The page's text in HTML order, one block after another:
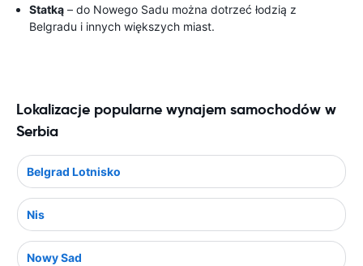
Statką – do Nowego Sadu można dotrzeć łodzią z
Belgradu i innych większych miast.
Lokalizacje popularne wynajem samochodów w
Serbia
Belgrad Lotnisko
Nis
Nowy Sad